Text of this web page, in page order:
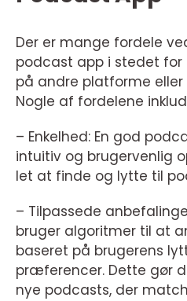
Der er mange fordele
podcast app i stedet
på andre platforme
Nogle af fordelene
– Enkelhed: En god
intuitiv og brugervenlig
let at finde og lytte til
– Tilpassede
bruger algoritmer til at
baseret på brugerens
præferencer. Dette gør
nye podcasts, der